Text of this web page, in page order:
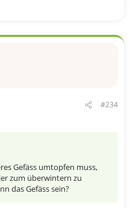
#234
Gefäss umtopfen muss,
zum überwintern zu
das Gefäss sein?